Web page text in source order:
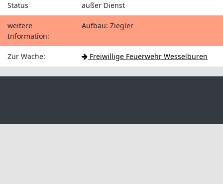
Status außer Dienst
weitere
Information:
Aufbau: Ziegler
Zur Wache: Freiwillige Feuerwehr Wesselburen